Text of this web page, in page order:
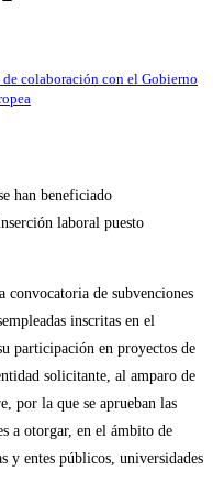
colaboración con el Gobierno
han beneficiado
laboral puesto
de subvenciones
inscritas en el
participación en proyectos de
solicitante, al amparo de
por la que se aprueban las
a otorgar, en el ámbito de
y entes públicos, universidades